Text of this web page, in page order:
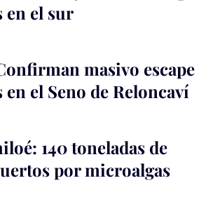
en el sur
masivo escape
en el Seno de Reloncaví
140 toneladas de
por microalgas